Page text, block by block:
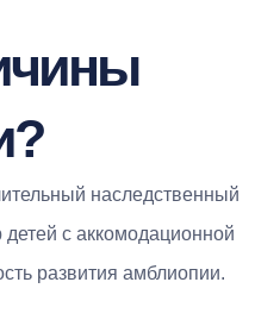
наследственный
детей с аккомодационной
развития амблиопии.